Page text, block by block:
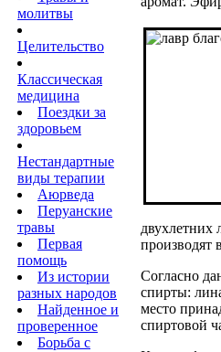
молитвы
Целительство
Классическая
медицина
Поездки за
здоровьем
Нестандартные
виды терапии
Аюрведа
Перуанские
травы
Первая
помощь
Из истории
разных народов
Найденное и
проверенное
Борьба с
двухлетних
производят
Согласно
спирты:
место
спиртовой